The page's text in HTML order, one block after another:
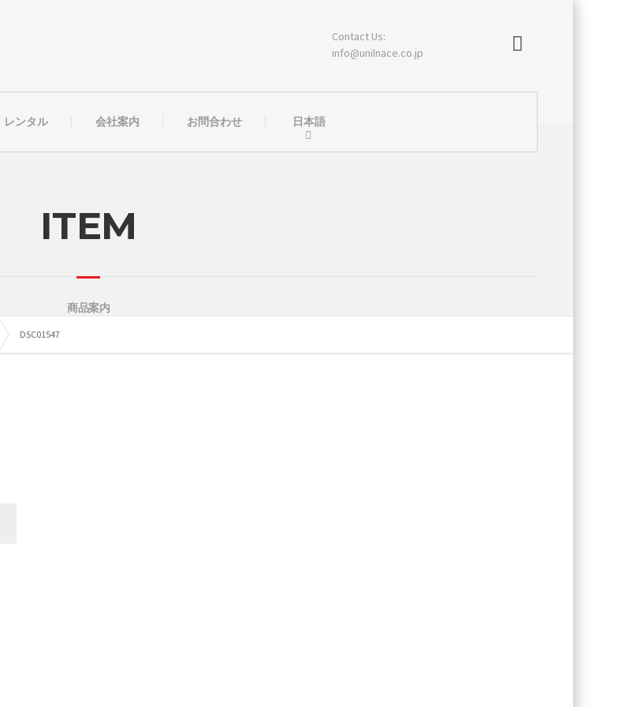
Contact Us:
info@unilnace.co.jp
レンタル 会社案内 お問合わせ 日本語
ITEM
商品案内
DSC01547